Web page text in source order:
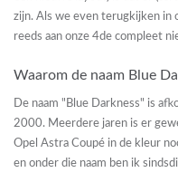
zijn. Als we even terugkijken in
reeds aan onze 4de compleet
Waarom de naam Blue
De naam "Blue Darkness" is
2000. Meerdere jaren is er
Opel Astra Coupé in de kleur
en onder die naam ben ik